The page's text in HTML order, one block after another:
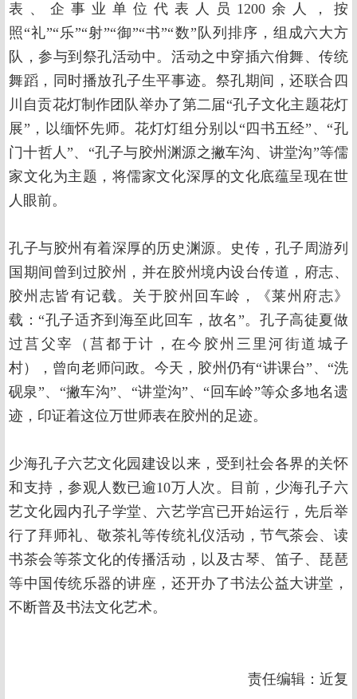
表、企事业单位代表人员1200余人，按
照“礼”“乐”“射”“御”“书”“数”队列排序，组成六大方
队，参与到祭孔活动中。活动之中穿插六佾舞、传统
舞蹈，同时播放孔子生平事迹。祭孔期间，还联合四
川自贡花灯制作团队举办了第二届“孔子文化主题花灯
展”，以缅怀先师。花灯灯组分别以“四书五经”、“孔
门十哲人”、“孔子与胶州渊源之撇车沟、讲堂沟”等儒
家文化为主题，将儒家文化深厚的文化底蕴呈现在世
人眼前。
孔子与胶州有着深厚的历史渊源。史传，孔子周游列
国期间曾到过胶州，并在胶州境内设台传道，府志、
胶州志皆有记载。关于胶州回车岭，《莱州府志》
载：“孔子适齐到海至此回车，故名”。孔子高徒夏做
过莒父宰（莒都于计，在今胶州三里河街道城子
村），曾向老师问政。今天，胶州仍有“讲课台”、“洗
砚泉”、“撇车沟”、“讲堂沟”、“回车岭”等众多地名遗
迹，印证着这位万世师表在胶州的足迹。
少海孔子六艺文化园建设以来，受到社会各界的关怀
和支持，参观人数已逾10万人次。目前，少海孔子六
艺文化园内孔子学堂、六艺学宫已开始运行，先后举
行了拜师礼、敬茶礼等传统礼仪活动，节气茶会、读
书茶会等茶文化的传播活动，以及古琴、笛子、琵琶
等中国传统乐器的讲座，还开办了书法公益大讲堂，
不断普及书法文化艺术。
责任编辑：近复